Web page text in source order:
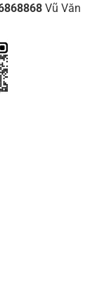
Vũ Văn